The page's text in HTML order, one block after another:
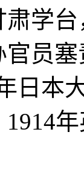
学
官员
日本